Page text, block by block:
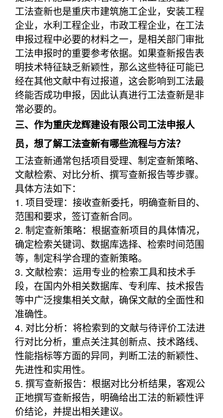
工法查新也是重庆市建筑施工企业，安装工程
企业，水利工程企业，市政工程企业，在工法
申报过程中必要的材料之一，是相关部门审批
工法申报时的重要参考依据。如果查新报告表
明技术特征缺乏新颖性，那么这些特征可能已
经在其他文献中有过报道，这会影响到工法最
终能否成功申报，因此认真进行工法查新是非
常必要的。
三、作为重庆龙辉建设有限公司工法申报人
员，想了解工法查新有哪些流程与方法？
工法查新通常包括项目受理、制定查新策略、
文献检索、对比分析、撰写查新报告等步骤。
具体方法如下：
1. 项目受理：接收查新委托，明确查新目的、
范围和要求，签订查新合同。
2. 制定查新策略：根据查新项目的具体情况，
确定检索关键词、数据库选择、检索时间范围
等，制定科学合理的查新策略。
3. 文献检索：运用专业的检索工具和技术手
段，在国内外相关数据库、专利库、技术报告
等中广泛搜集相关文献，确保文献的全面性和
准确性。
4. 对比分析：将检索到的文献与待评价工法进
行对比分析，重点关注其创新点、技术路线、
性能指标等方面的异同，判断工法的新颖性、
先进性和实用性。
5. 撰写查新报告：根据对比分析结果，客观公
正地撰写查新报告，明确给出工法的新颖性评
价结论，并提出相关建议。